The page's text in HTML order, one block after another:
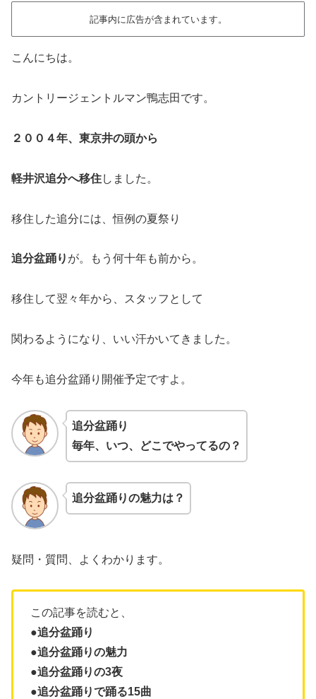
記事内に広告が含まれています。
こんにちは。
カントリージェントルマン鴨志田です。
２００４年、東京井の頭から
軽井沢追分へ移住しました。
移住した追分には、恒例の夏祭り
追分盆踊り が。もう何十年も前から。
移住して翌々年から、スタッフとして
関わるようになり、いい汗かいてきました。
今年も追分盆踊り開催予定ですよ。
追分盆踊り
毎年、いつ、どこでやってるの？
追分盆踊りの魅力は？
疑問・質問、よくわかります。
この記事を読むと、
●追分盆踊り
●追分盆踊りの魅力
●追分盆踊りの3夜
●追分盆踊りで踊る15曲